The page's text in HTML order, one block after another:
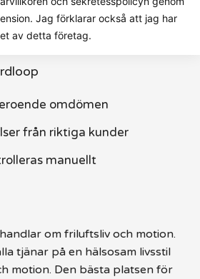
Jag förklarar också att jag har
av detta företag.
omdömen
från riktiga kunder
manuellt
om friluftsliv och motion.
tjänar på en hälsosam livsstil
motion. Den bästa platsen för